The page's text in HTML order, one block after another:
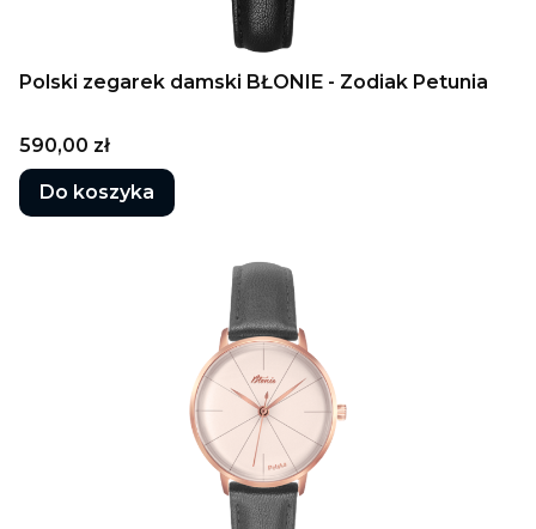
Polski zegarek damski BŁONIE - Zodiak Petunia
Cena
590,00 zł
Do koszyka